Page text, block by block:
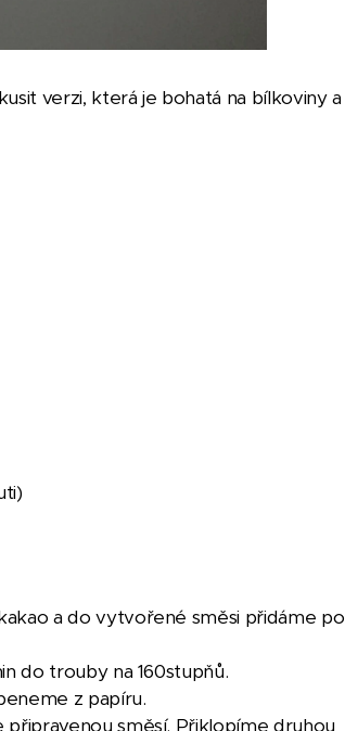
verzi, která je bohatá na bílkoviny a
a do vytvořené směsi přidáme po
do trouby na 160stupňů.
z papíru.
směsí. Přiklopíme druhou